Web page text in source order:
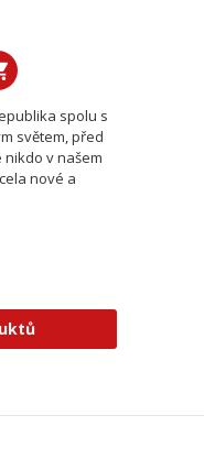
spolu s
světem, před
v našem
nové a